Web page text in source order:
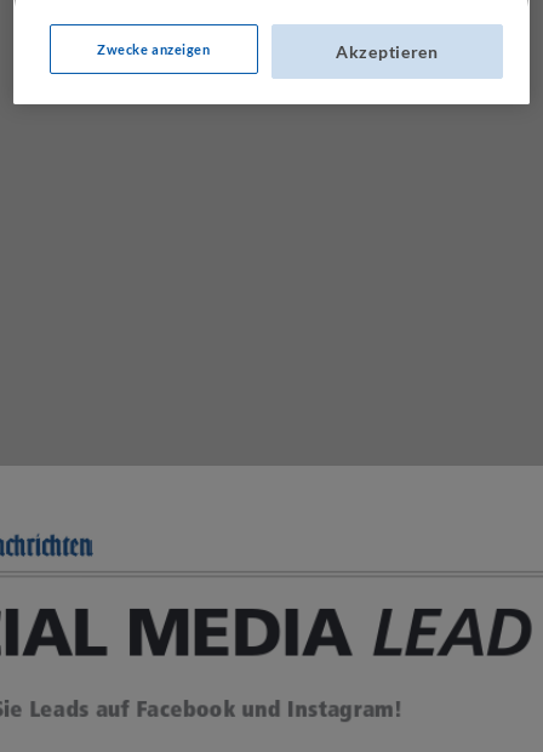
PRODUKTB
KONTAKT
Mehr Infos über
WARUM
PRODUKTLEI
STUNG
Zwecke anzeigen Akzeptieren